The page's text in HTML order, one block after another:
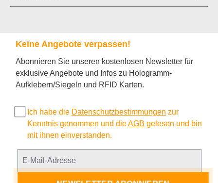
Keine Angebote verpassen!
Abonnieren Sie unseren kostenlosen Newsletter für
exklusive Angebote und Infos zu Hologramm-
Aufklebern/Siegeln und RFID Karten.
Ich habe die Datenschutzbestimmungen zur
Kenntnis genommen und dieAGB gelesen und bin
mit ihnen einverstanden.